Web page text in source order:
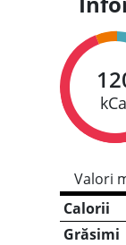
Valori
Calorii
Grăsimi